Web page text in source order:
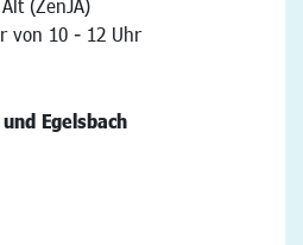
(ZenJA)
von 10 - 12 Uhr
Egelsbach